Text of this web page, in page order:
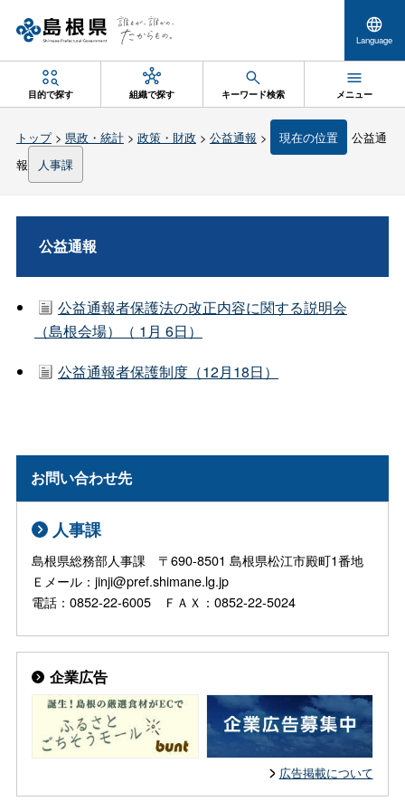
Language
目的で探す 組織で探す キーワード検索 メニュー
トップ> 県政・統計> 政策・財政 > 公益通報 > 現在の位置
公益通
報
人事課
公益通報
公益通報者保護法の改正内容に関する説明会
（島根会場）（ 1月 6日）
公益通報者保護制度（12月18日）
お問い合わせ先
人事課
島根県総務部人事課 〒690-8501 島根県松江市殿町1番地
Ｅメール：jinji@pref.shimane.lg.jp
電話：0852-22-6005 ＦＡＸ：0852-22-5024
企業広告
広告掲載について